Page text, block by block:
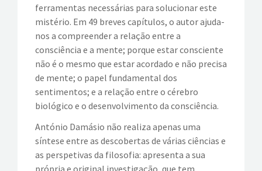
ferramentas necessárias para solucionar este
mistério. Em 49 breves capítulos, o autor ajuda-
nos a compreender a relação entre a
consciência e a mente; porque estar consciente
não é o mesmo que estar acordado e não precisa
de mente; o papel fundamental dos
sentimentos; e a relação entre o cérebro
biológico e o desenvolvimento da consciência.
António Damásio não realiza apenas uma
síntese entre as descobertas de várias ciências e
as perspetivas da filosofia: apresenta a sua
própria e original investigação, que tem